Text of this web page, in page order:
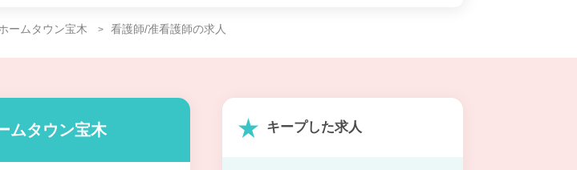
ームタウン宝木 看護師/准看護師の求人
ムタウン宝木 キープした求人